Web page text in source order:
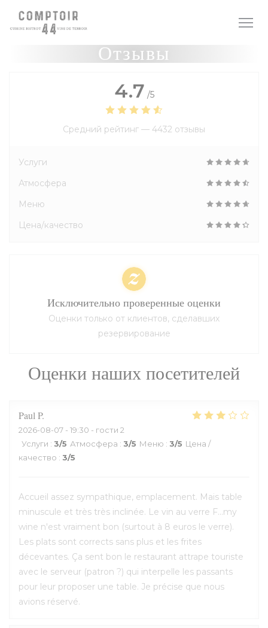
Панель управления cookies
Отзывы
Оценки наших посетителей
Paul P
2026-08-07 - 19:30 - гости 2
Услуги : 3/5 Атмосфера : 3/5 Меню : 3/5 Цена /
качество : 3/5
Accueil assez sympathique, emplacement. Mais table
minuscule et très très inclinée. Le vin au verre F...my
wine n'est vraiment bon (surtout à 8 euros le verre).
Les plats sont corrects sans plus et les frites
décevantes. Ça sent bon le restaurant attrape touriste
avec le serveur (patron ?) qui interpelle les passants
pour leur proposer une table. Je précise que nous
avions réservé.
4.7 /5
Средний рейтинг — 4432 отзывы
Услуги
Атмосфера
Меню
Цена/качество
Исключительно проверенные оценки
Оценки только от клиентов, сделавших
резервирование